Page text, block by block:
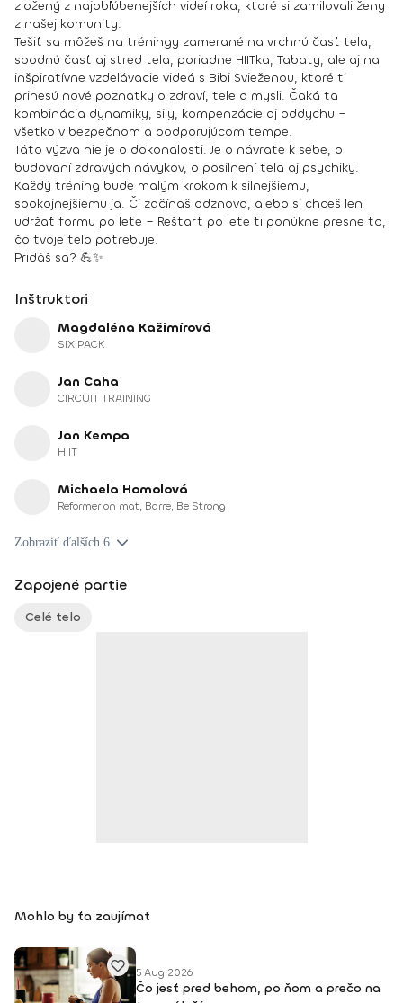
zložený z najobľúbenejších videí roka, ktoré si zamilovali ženy
z našej komunity.
Tešiť sa môžeš na tréningy zamerané na vrchnú časť tela,
spodnú časť aj stred tela, poriadne HIITka, Tabaty, ale aj na
inšpiratívne vzdelávacie videá s Bibi Svieženou, ktoré ti
prinesú nové poznatky o zdraví, tele a mysli. Čaká ťa
kombinácia dynamiky, sily, kompenzácie aj oddychu –
všetko v bezpečnom a podporujúcom tempe.
Táto výzva nie je o dokonalosti. Je o návrate k sebe, o
budovaní zdravých návykov, o posilnení tela aj psychiky.
Každý tréning bude malým krokom k silnejšiemu,
spokojnejšiemu ja. Či začínaš odznova, alebo si chceš len
udržať formu po lete – Reštart po lete ti ponúkne presne to,
čo tvoje telo potrebuje.
Pridáš sa? 💪✨
Inštruktori
Magdaléna Kažimírová
SIX PACK
Jan Caha
CIRCUIT TRAINING
Jan Kempa
HIIT
Michaela Homolová
Reformer on mat, Barre, Be Strong
Zobraziť ďalších 6
Zapojené partie
Celé telo
Mohlo by ťa zaujímať
5 Aug 2026
Čo jesť pred behom, po ňom a prečo na